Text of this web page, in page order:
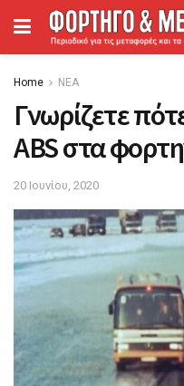
Home ΝΕΑ
Γνωρίζετε
ABS στα
20 Ιουνίου, 2020